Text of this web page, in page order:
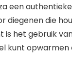
een
diegenen die
is het gebruik
kunt